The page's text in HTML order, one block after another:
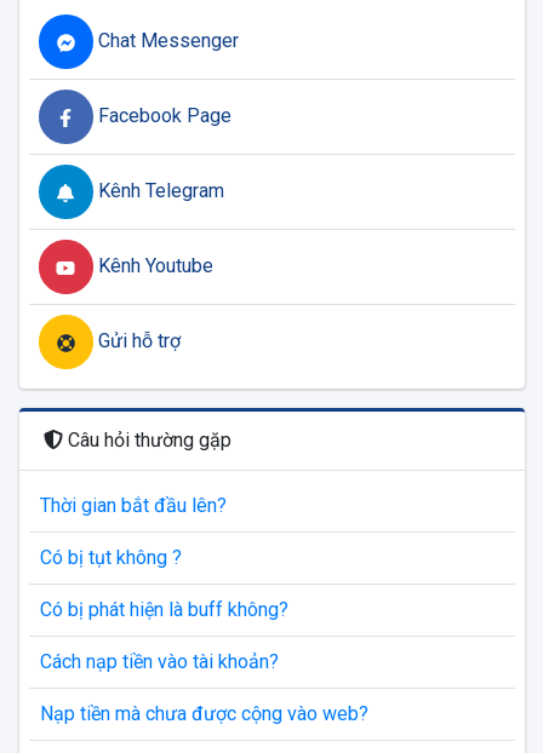
Chat Messenger
Facebook Page
Kênh Telegram
Kênh Youtube
Gửi hỗ trợ
Câu hỏi thường gặp
Thời gian bắt đầu lên?
Có bị tụt không ?
Có bị phát hiện là buff không?
Cách nạp tiền vào tài khoản?
Nạp tiền mà chưa được cộng vào web?